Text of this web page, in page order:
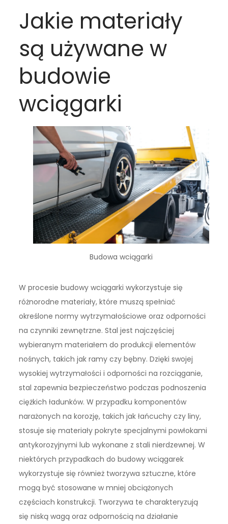
Jakie materiały
są używane w
budowie
wciągarki
Budowa wciągarki
W procesie budowy wciągarki wykorzystuje się
różnorodne materiały, które muszą spełniać
określone normy wytrzymałościowe oraz odporności
na czynniki zewnętrzne. Stal jest najczęściej
wybieranym materiałem do produkcji elementów
nośnych, takich jak ramy czy bębny. Dzięki swojej
wysokiej wytrzymałości i odporności na rozciąganie,
stal zapewnia bezpieczeństwo podczas podnoszenia
ciężkich ładunków. W przypadku komponentów
narażonych na korozję, takich jak łańcuchy czy liny,
stosuje się materiały pokryte specjalnymi powłokami
antykorozyjnymi lub wykonane z stali nierdzewnej. W
niektórych przypadkach do budowy wciągarek
wykorzystuje się również tworzywa sztuczne, które
mogą być stosowane w mniej obciążonych
częściach konstrukcji. Tworzywa te charakteryzują
się niską wagą oraz odpornością na działanie